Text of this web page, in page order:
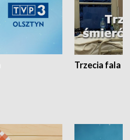
Trzecia fala -